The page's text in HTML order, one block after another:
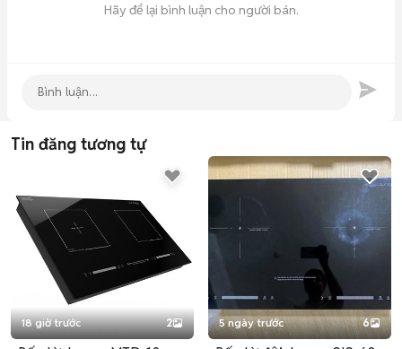
Hãy để lại bình luận cho người bán.
Tin đăng tương tự
18 giờ trước 2 5 ngày trước 6